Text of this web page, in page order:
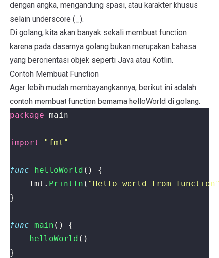
dengan angka, mengandung spasi, atau karakter khusus
selain underscore (_).
Di golang, kita akan banyak sekali membuat function
karena pada dasarnya golang bukan merupakan bahasa
yang berorientasi objek seperti Java atau Kotlin.
Contoh Membuat Function
Agar lebih mudah membayangkannya, berikut ini adalah
contoh membuat function bernama helloWorld di golang.
package main
import "fmt"
func helloWorld ()
{
fmt . Println ( "Hello world from
}
func main ()
{
helloWorld ()
}